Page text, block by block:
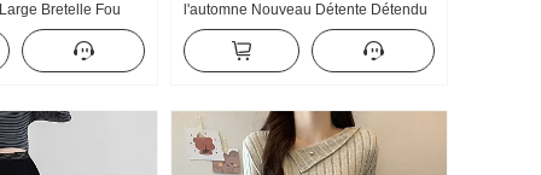
Bretelle Fou
Printemps/Été
l'automne Nouveau Détente Détendu
Sens Couleurs contrastées Rayures
Ample Manches longues T-shirt
Femme Polyvalent Décontracté Top